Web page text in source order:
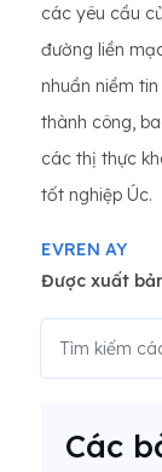
các yêu cầu
đường liền
nhuần niềm
thành công,
các thị thực
tốt nghiệp Úc.
EVREN AY
Được xuất
Các